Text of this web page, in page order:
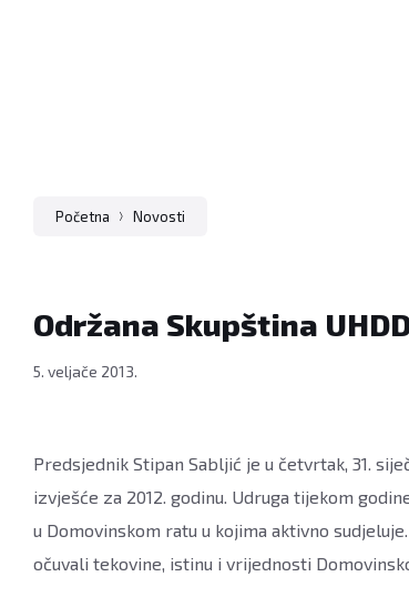
Početna Novosti
Održana Skupština
5. veljače 2013.
Predsjednik Stipan Sabljić je u četvrtak, 31.
izvješće za 2012. godinu. Udruga tijekom
u Domovinskom ratu u kojima aktivno
očuvali tekovine, istinu i vrijednosti